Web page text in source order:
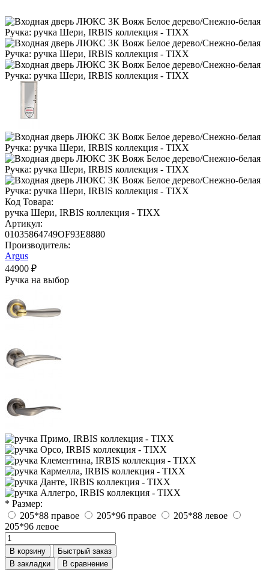
Код Товара:
ручка Шери, IRBIS коллекция - TIXX
Артикул:
01035864749OF93E8880
Производитель:
Argus
44900 ₽
Ручка на выбор
* Размер:
205*88 правое
205*96 правое
205*88 левое
205*96 левое
В корзину
Быстрый заказ
В закладки
В сравнение